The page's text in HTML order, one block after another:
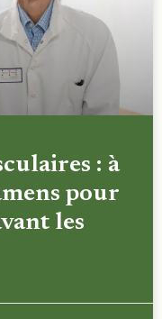
: à
pour
les